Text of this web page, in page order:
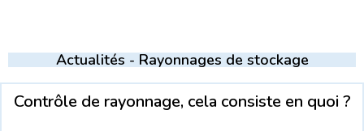
Actualités - Rayonnages de stockage
Contrôle de rayonnage, cela consiste en quoi ?